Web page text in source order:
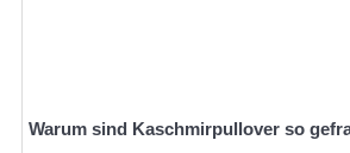
Warum sind Kaschmirpullover so